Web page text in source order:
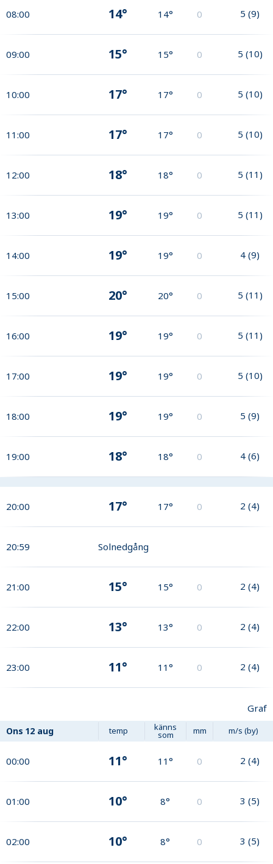
08:00 14° 14° 0 5 (9)
09:00 15° 15° 0 5 (10)
10:00 17° 17° 0 5 (10)
11:00 17° 17° 0 5 (10)
12:00 18° 18° 0 5 (11)
13:00 19° 19° 0 5 (11)
14:00 19° 19° 0 4 (9)
15:00 20° 20° 0 5 (11)
16:00 19° 19° 0 5 (11)
17:00 19° 19° 0 5 (10)
18:00 19° 19° 0 5 (9)
19:00 18° 18° 0 4 (6)
20:00 17° 17° 0 2 (4)
20:59 Solnedgång
21:00 15° 15° 0 2 (4)
22:00 13° 13° 0 2 (4)
23:00 11° 11° 0 2 (4)
Graf
Ons 12 aug temp känns
som mm m/s (by)
00:00 11° 11° 0 2 (4)
01:00 10° 8° 0 3 (5)
02:00 10° 8° 0 3 (5)